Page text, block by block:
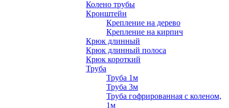
Колено трубы
Кронштейн
Крепление на дерево
Крепление на кирпич
Крюк длинный
Крюк длинный полоса
Крюк короткий
Труба
Труба 1м
Труба 3м
Труба гофрированная с коленом,
1м